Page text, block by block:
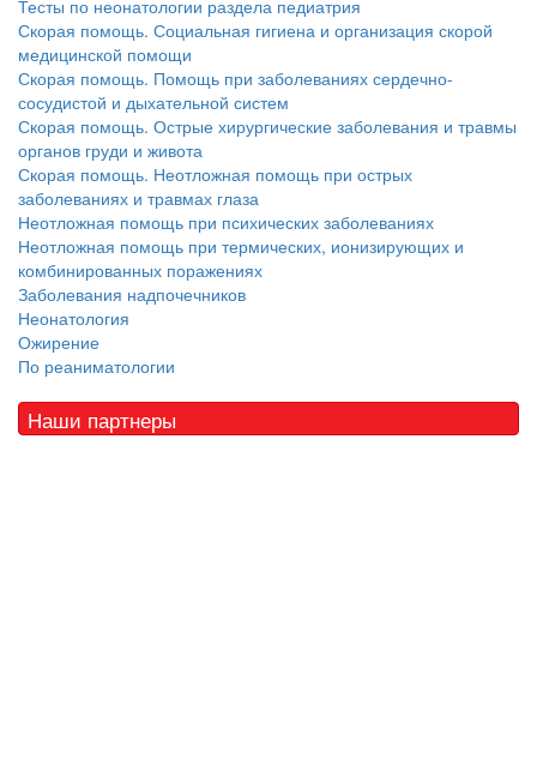
Тесты по неонатологии раздела педиатрия
Скорая помощь. Социальная гигиена и организация скорой
медицинской помощи
Скорая помощь. Помощь при заболеваниях сердечно-
сосудистой и дыхательной систем
Скорая помощь. Острые хирургические заболевания и травмы
органов груди и живота
Скорая помощь. Неотложная помощь при острых
заболеваниях и травмах глаза
Неотложная помощь при психических заболеваниях
Неотложная помощь при термических, ионизирующих и
комбинированных поражениях
Заболевания надпочечников
Неонатология
Ожирение
По реаниматологии
Наши партнеры